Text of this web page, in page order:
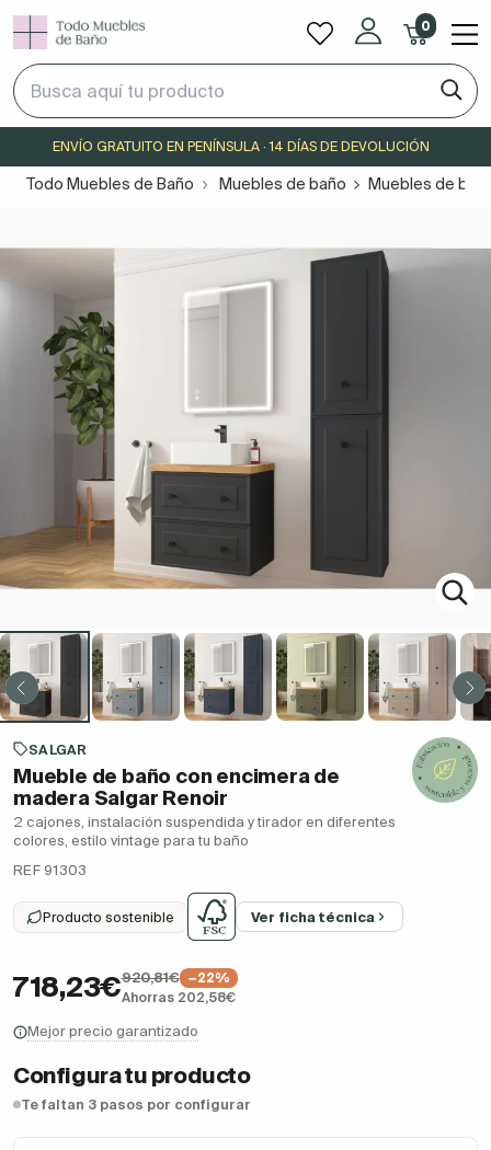
0
ENVÍO GRATUITO EN PENÍNSULA · 14 DÍAS DE DEVOLUCIÓN
Todo Muebles de Baño Muebles de baño Muebles de
SALGAR
Mueble de baño con encimera de
madera Salgar Renoir
2 cajones, instalación suspendida y tirador en diferentes
colores, estilo vintage para tu baño
REF 91303
Producto sostenible Ver ficha técnica
718,23€920,81€
−22%
Ahorras 202,58€
Mejor precio garantizado
Configura tu producto
Te faltan 3 pasos por configurar